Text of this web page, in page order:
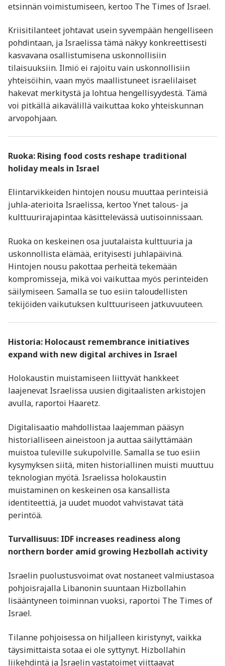
etsinnän voimistumiseen, kertoo The Times of Israel.
Kriisitilanteet johtavat usein syvempään hengelliseen
pohdintaan, ja Israelissa tämä näkyy konkreettisesti
kasvavana osallistumisena uskonnollisiin
tilaisuuksiin. Ilmiö ei rajoitu vain uskonnollisiin
yhteisöihin, vaan myös maallistuneet israelilaiset
hakevat merkitystä ja lohtua hengellisyydestä. Tämä
voi pitkällä aikavälillä vaikuttaa koko yhteiskunnan
arvopohjaan.
Ruoka: Rising food costs reshape traditional
holiday meals in Israel
Elintarvikkeiden hintojen nousu muuttaa perinteisiä
juhla-aterioita Israelissa, kertoo Ynet talous- ja
kulttuurirajapintaa käsittelevässä uutisoinnissaan.
Ruoka on keskeinen osa juutalaista kulttuuria ja
uskonnollista elämää, erityisesti juhlapäivinä.
Hintojen nousu pakottaa perheitä tekemään
kompromisseja, mikä voi vaikuttaa myös perinteiden
säilymiseen. Samalla se tuo esiin taloudellisten
tekijöiden vaikutuksen kulttuuriseen jatkuvuuteen.
Historia: Holocaust remembrance initiatives
expand with new digital archives in Israel
Holokaustin muistamiseen liittyvät hankkeet
laajenevat Israelissa uusien digitaalisten arkistojen
avulla, raportoi Haaretz.
Digitalisaatio mahdollistaa laajemman pääsyn
historialliseen aineistoon ja auttaa säilyttämään
muistoa tuleville sukupolville. Samalla se tuo esiin
kysymyksen siitä, miten historiallinen muisti muuttuu
teknologian myötä. Israelissa holokaustin
muistaminen on keskeinen osa kansallista
identiteettiä, ja uudet muodot vahvistavat tätä
perintöä.
Turvallisuus: IDF increases readiness along
northern border amid growing Hezbollah activity
Israelin puolustusvoimat ovat nostaneet valmiustasoa
pohjoisrajalla Libanonin suuntaan Hizbollahin
lisääntyneen toiminnan vuoksi, raportoi The Times of
Israel.
Tilanne pohjoisessa on hiljalleen kiristynyt, vaikka
täysimittaista sotaa ei ole syttynyt. Hizbollahin
liikehdintä ja Israelin vastatoimet viittaavat